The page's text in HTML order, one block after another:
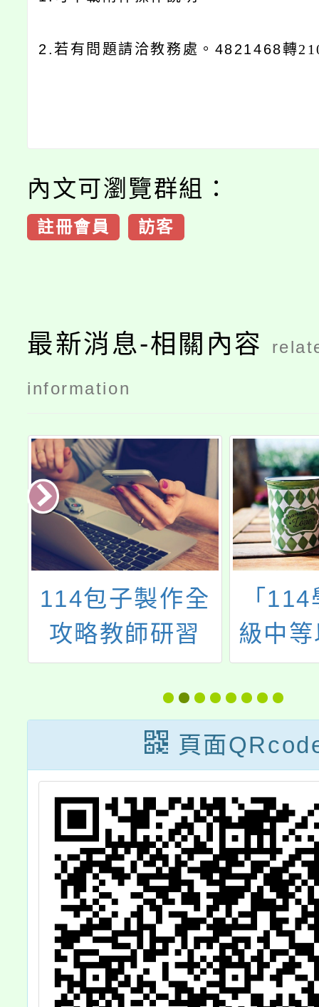
2.若有問題請洽教務處。 4821468轉
內文可瀏覽群組：
註冊會員 訪客
最新消息-相關內容
information
114包子製作全
攻略教師研習
「
級中
轉型
案徵
長收
115
頁面